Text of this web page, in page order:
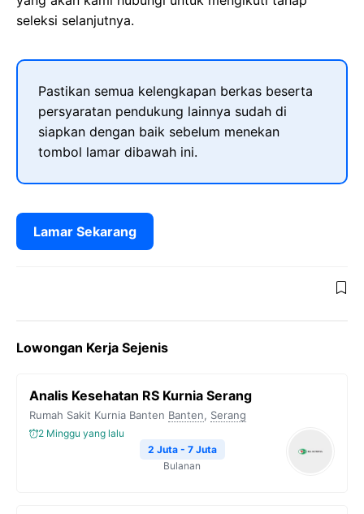
seleksi selanjutnya.
Pastikan semua kelengkapan berkas beserta
persyaratan pendukung lainnya sudah di
siapkan dengan baik sebelum menekan
tombol lamar dibawah ini.
Lamar Sekarang
Lowongan Kerja Sejenis
Analis Kesehatan RS Kurnia Serang
Rumah Sakit Kurnia Banten Banten, Serang
2 Minggu yang lalu
2 Juta - 7 Juta
Bulanan